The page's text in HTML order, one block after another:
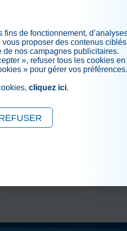
peuvent découvrir
leurs yeux.
est une belle occasion
de valoriser l'expression
aux étudiants de l'École
et le travail de qualité
jour. Nous avons hâte de
actualités
de fonctionnement,
proposer des contenus ciblés
de nos campagnes publicitaires.
», refuser tous les cookies en
» pour gérer vos préférences.
cliquez ici.